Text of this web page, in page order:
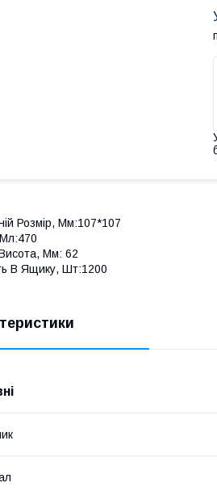
Розмір, Мм:107*107
Мм: 62
В Ящику, Шт:1200